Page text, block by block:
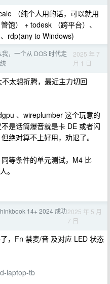
（纯个人用的话，可以就用
饱） + todesk （跨平台）、
rdp(any to Windows)
我，一个从 DOS 时代走
2025 年 7
月 1 日
太想折腾，最近主力切回
、wireplumber 这个玩意的
是话筒爆音就是卡 DE 或者闪
绝对算不上好用，劝退了。
等条件的单元测试，M4 比
。
14+ 2024 成功2025 年 5 月
7 日
，Fn 禁麦/音 及对应 LED 状态
laptop-tb